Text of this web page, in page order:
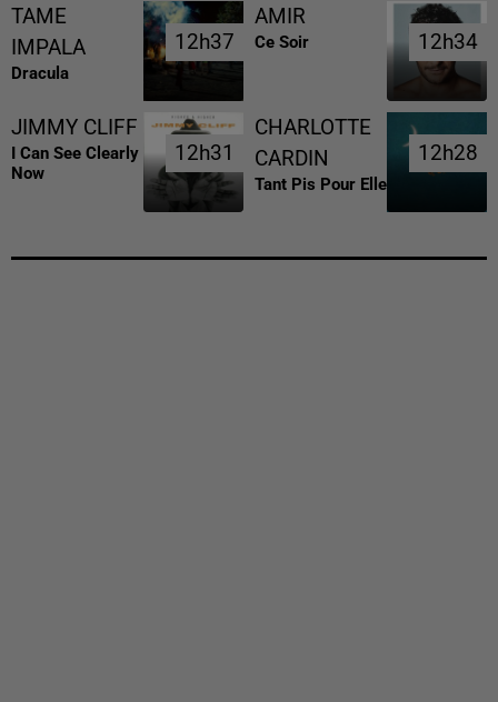
TAME
IMPALA
Dracula
12h37
12h37
AMIR
Ce Soir 12h34
12h34
JIMMY CLIFF
I Can See Clearly
Now
12h31
12h31
CHARLOTTE
CARDIN
Tant Pis Pour Elle
12h28
12h28